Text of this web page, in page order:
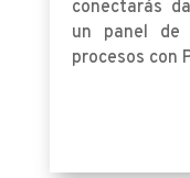
conectarás
un panel de
procesos con